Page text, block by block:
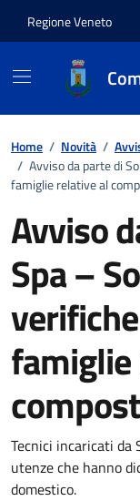
Regione Veneto
Home / Novità /
/ Avviso da parte di
famiglie relative al
Avviso
Spa –
Dettagli
Tecnici incaricati da
utenze che hanno
domestico.